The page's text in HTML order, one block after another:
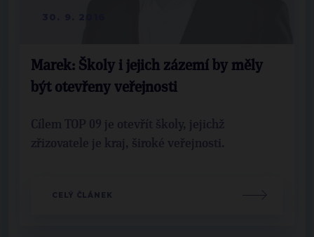
Marek: Školy i jejich zázemí by měly
být otevřeny veřejnosti
Cílem TOP 09 je otevřít školy, jejichž
zřizovatele je kraj, široké veřejnosti.
CELÝ ČLÁNEK